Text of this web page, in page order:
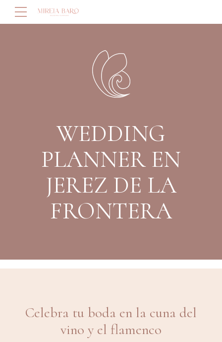
WEDDING
PLANNER EN
JEREZ DE LA
FRONTERA
Celebra tu boda en la cuna del
vino y el flamenco